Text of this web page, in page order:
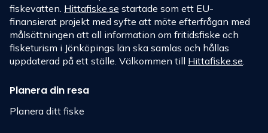
fiskevatten. Hittafiske.se startade som ett EU-
finansierat projekt med syfte att möte efterfrågan med
målsättningen att all information om fritidsfiske och
fisketurism i Jönköpings län ska samlas och hållas
uppdaterad på ett ställe. Välkommen till Hittafiske.se.
Planera din resa
Planera ditt fiske